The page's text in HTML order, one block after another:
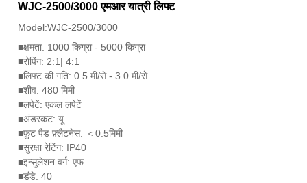
WJC-2500/3000 एमआर यात्री लिफ्ट
Model:WJC-2500/3000
■क्षमता: 1000 किग्रा - 5000 किग्रा
■रोपिंग: 2:1| 4:1
■लिफ्ट की गति: 0.5 मी/से - 3.0 मी/से
■शीव: 480 मिमी
■लपेटें: एकल लपेटें
■अंडरकट: यू
■फ़ुट पैड फ़्लैटनेस: ＜0.5मिमी
■सुरक्षा रेटिंग: IP40
■इन्सुलेशन वर्ग: एफ
■डंडे: 40